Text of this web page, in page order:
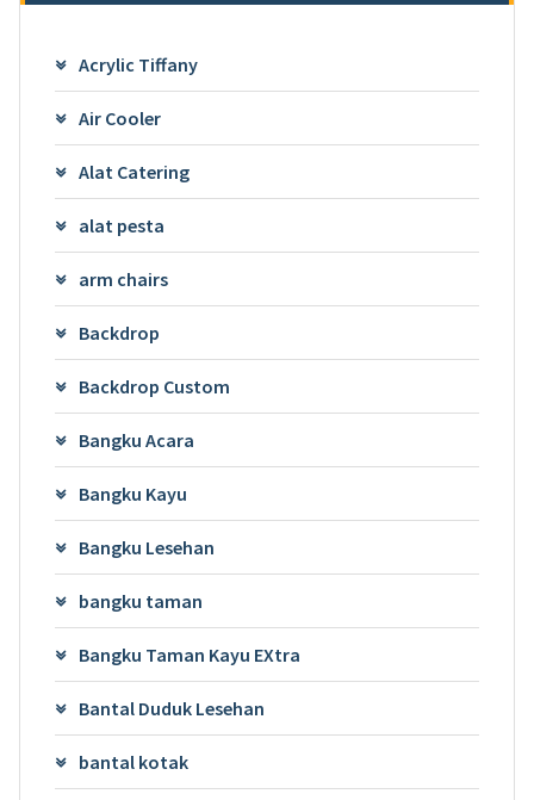
Acrylic Tiffany
Air Cooler
Alat Catering
alat pesta
arm chairs
Backdrop
Backdrop Custom
Bangku Acara
Bangku Kayu
Bangku Lesehan
bangku taman
Bangku Taman Kayu EXtra
Bantal Duduk Lesehan
bantal kotak